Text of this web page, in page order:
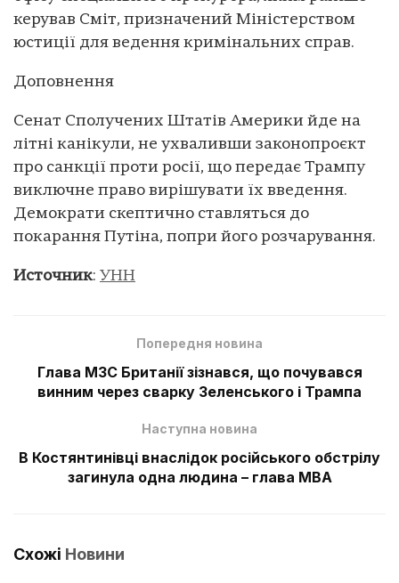
керував Сміт, призначений Міністерством
юстиції для ведення кримінальних справ.
Доповнення
Сенат Сполучених Штатів Америки йде на
літні канікули, не ухваливши законопроєкт
про санкції проти росії, що передає Трампу
виключне право вирішувати їх введення.
Демократи скептично ставляться до
покарання Путіна, попри його розчарування.
Источник: УНН
Попередня новина
Глава МЗС Британії зізнався, що почувався
винним через сварку Зеленського і Трампа
Наступна новина
В Костянтинівці внаслідок російського обстрілу
загинула одна людина – глава МВА
Схожі Новини